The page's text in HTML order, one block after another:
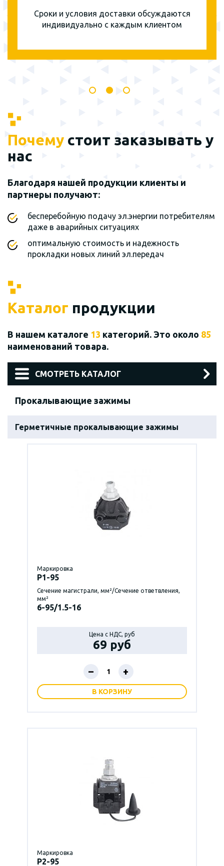
Сроки и условия доставки обсуждаются
индивидуально с каждым клиентом
Почему стоит заказывать у
нас
Благодаря нашей продукции клиенты и
партнеры получают:
бесперебойную подачу эл.энергии потребителям
даже в аварийных ситуациях
оптимальную стоимость и надежность
прокладки новых линий эл.передач
Каталог продукции
В нашем каталоге 13 категорий. Это около 85
наименований товара.
СМОТРЕТЬ КАТАЛОГ
Прокалывающие зажимы
Герметичные прокалывающие зажимы
Маркировка
P1-95
Сечение магистрали, мм²/Сечение ответвления,
мм²
6-95/1.5-16
Цена с НДС, руб
69 руб
– +
В КОРЗИНУ
Маркировка
P2-95